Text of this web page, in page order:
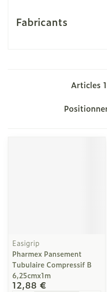
Fabricants
Articles 1
Trier par:
Easigrip
Pharmex Pansement
Tubulaire Compressif B
6,25cmx1m
12,88 €